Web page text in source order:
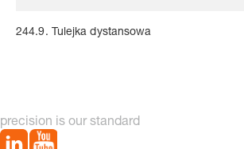
244.9. Tulejka dystansowa
precision is our standard